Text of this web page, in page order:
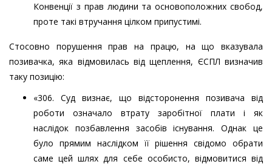
Конвенції з прав людини та основоположних свобод,
проте такі втручання цілком припустимі.
Стосовно порушення прав на працю, на що вказувала
позивачка, яка відмовилась від щеплення, ЄСПЛ визначив
таку позицію:
«306. Суд визнає, що відсторонення позивача від
роботи означало втрату заробітної плати і як
наслідок позбавлення засобів існування. Однак це
було прямим наслідком її рішення свідомо обрати
саме цей шлях для себе особисто, відмовитися від